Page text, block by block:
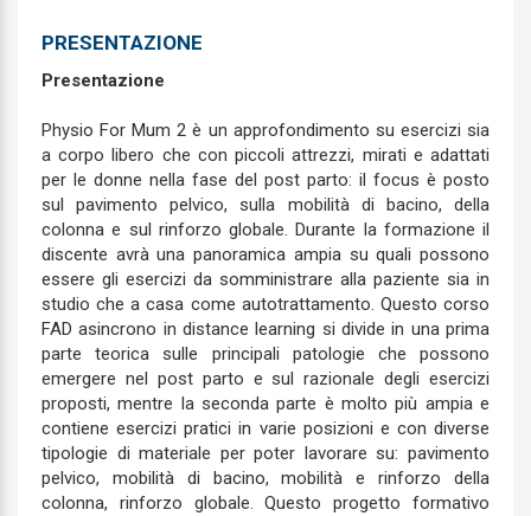
PRESENTAZIONE
Presentazione
Physio For Mum 2 è un approfondimento su esercizi sia
a corpo libero che con piccoli attrezzi, mirati e adattati
per le donne nella fase del post parto: il focus è posto
sul pavimento pelvico, sulla mobilità di bacino, della
colonna e sul rinforzo globale. Durante la formazione il
discente avrà una panoramica ampia su quali possono
essere gli esercizi da somministrare alla paziente sia in
studio che a casa come autotrattamento. Questo corso
FAD asincrono in distance learning si divide in una prima
parte teorica sulle principali patologie che possono
emergere nel post parto e sul razionale degli esercizi
proposti, mentre la seconda parte è molto più ampia e
contiene esercizi pratici in varie posizioni e con diverse
tipologie di materiale per poter lavorare su: pavimento
pelvico, mobilità di bacino, mobilità e rinforzo della
colonna, rinforzo globale. Questo progetto formativo